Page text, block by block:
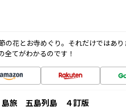
の花とお寺めぐり。それだけではあ
全てがわかるのです！
旅 五島列島 ４訂版